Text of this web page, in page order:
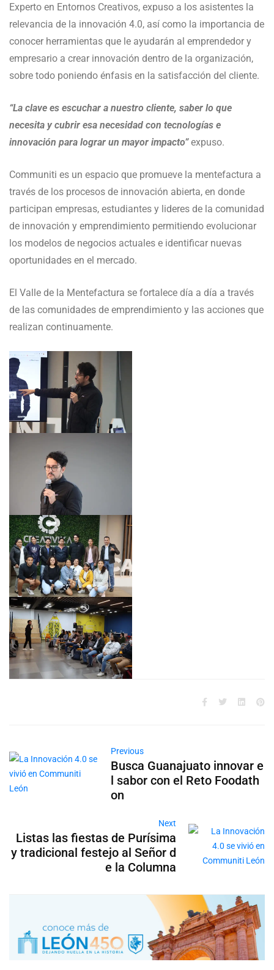
Experto en Entornos Creativos, expuso a los asistentes la
relevancia de la innovación 4.0, así como la importancia de
conocer herramientas que le ayudarán al emprendedor y
empresario a crear innovación dentro de la organización,
sobre todo poniendo énfasis en la satisfacción del cliente.
“La clave es escuchar a nuestro cliente, saber lo que
necesita y cubrir esa necesidad con tecnologías e
innovación para lograr un mayor impacto”expuso.
Communiti es un espacio que promueve la mentefactura a
través de los procesos de innovación abierta, en donde
participan empresas, estudiantes y lideres de la comunidad
de innovación y emprendimiento permitiendo evolucionar
los modelos de negocios actuales e identificar nuevas
oportunidades en el mercado.
El Valle de la Mentefactura se fortalece día a día a través
de las comunidades de emprendimiento y las acciones que
realizan continuamente.
Previous
Busca Guanajuato innovar e
l sabor con el Reto Foodath
on
Next
Listas las fiestas de Purísima
y tradicional festejo al Señor d
e la Columna